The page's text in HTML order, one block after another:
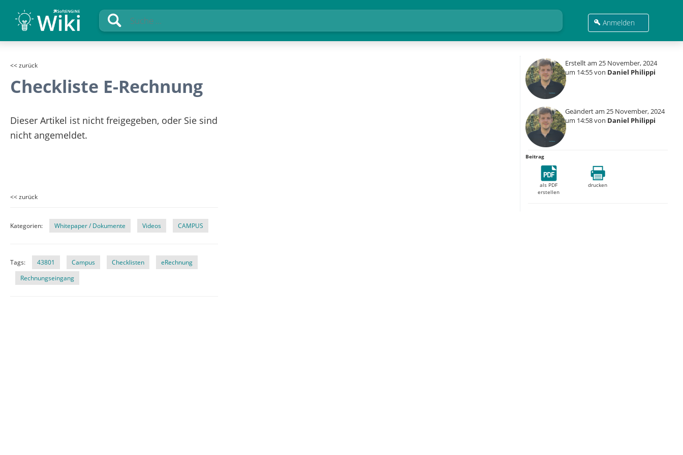
Anmelden
<< zurück
Checkliste E-Rechnung
Dieser Artikel ist nicht freigegeben, oder Sie sind
nicht angemeldet.
<< zurück
Kategorien: Whitepaper / Dokumente Videos CAMPUS
Tags: 43801 Campus Checklisten
eRechnung
Rechnungseingang
Erstellt am 25 November, 2024
um 14:55 von Daniel Philippi
Geändert am 25 November, 2024
um 14:58 von Daniel Philippi
Beitrag
als PDF
erstellen
drucken